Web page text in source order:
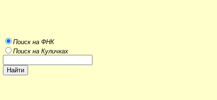
Поиск на ФНК
Поиск на Куличках